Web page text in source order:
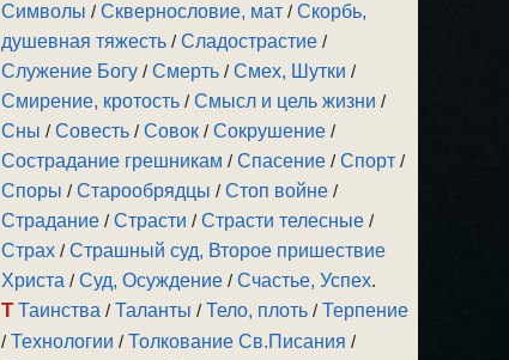
Символы /Сквернословие, мат /Скорбь,
душевная тяжесть /Сладострастие /
Служение Богу /Смерть /Смех, Шутки /
Смирение, кротость /Смысл и цель жизни /
Сны /Совесть /Совок /Сокрушение /
Сострадание грешникам /Спасение /Спорт /
Споры /Старообрядцы /Стоп войне /
Страдание /Страсти /Страсти телесные /
Страх /Страшный суд, Второе пришествие
Христа /Суд, Осуждение /Счастье, Успех.
Т Таинства /Таланты /Тело, плоть /Терпение
/Технологии /Толкование Св.Писания /